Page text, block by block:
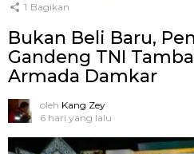
1 Bagikan
Bukan Beli Baru,
Gandeng TNI
Armada Damkar
oleh Kang Zey
6 hari yang lalu